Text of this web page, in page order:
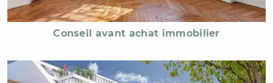
Conseil avant achat immobilier